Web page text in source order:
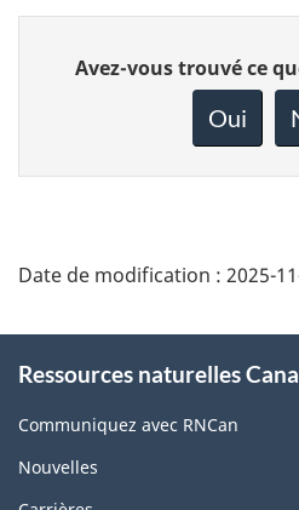
Donnez
votre
page
Avez-vous trouvé ce
Oui
Date de modification : 2025-
this
site
Ressources naturelles
Communiquez avec RNCan
Nouvelles